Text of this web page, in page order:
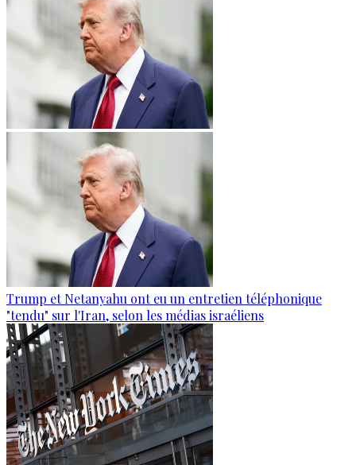
Trump et Netanyahu ont eu un entretien téléphonique
"tendu" sur l'Iran, selon les médias israéliens